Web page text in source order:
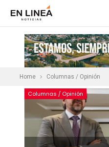
Home Columnas / Opinión
Columnas / Opinión